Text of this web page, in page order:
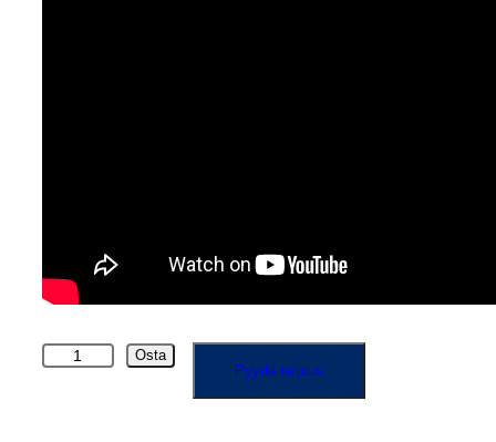
H
E
Osta
Pyydä tarjous